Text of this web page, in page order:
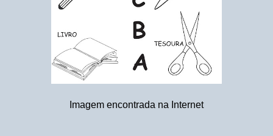
Imagem encontrada na Internet